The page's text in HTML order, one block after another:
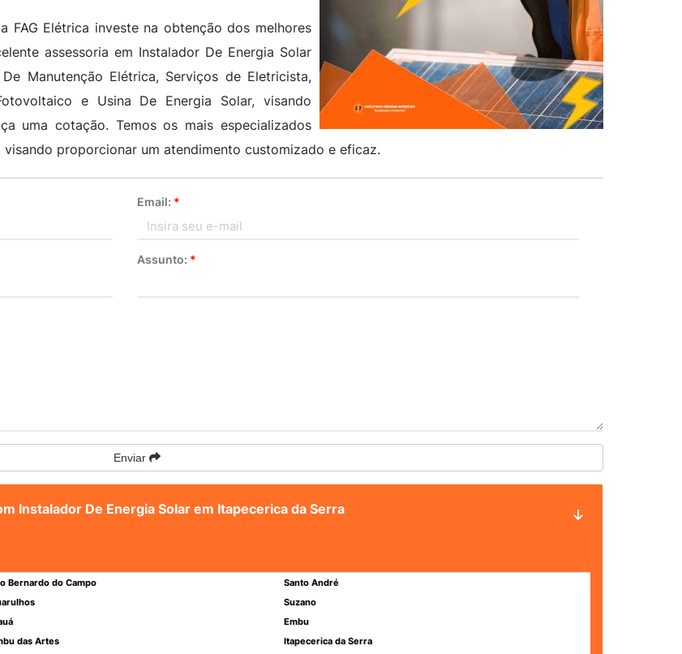
FAG Elétrica investe na obtenção dos melhores
assessoria em Instalador De Energia Solar
Manutenção Elétrica, Serviços de Eletricista,
e Usina De Energia Solar, visando
uma cotação. Temos os mais especializados
proporcionar um atendimento customizado e eficaz.
Email: *
Assunto: *
Enviar
Instalador De Energia Solar em Itapecerica da Serra
Bernardo do Campo
Santo André
Suzano
Embu
das Artes
Itapecerica da Serra